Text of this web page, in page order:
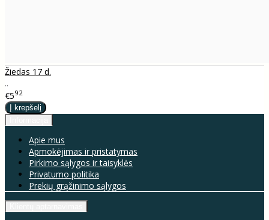
Žiedas 17 d.
..
€592
Apie mus
Apmokėjimas ir pristatymas
Pirkimo sąlygos ir taisyklės
Privatumo politika
Prekių grąžinimo sąlygos